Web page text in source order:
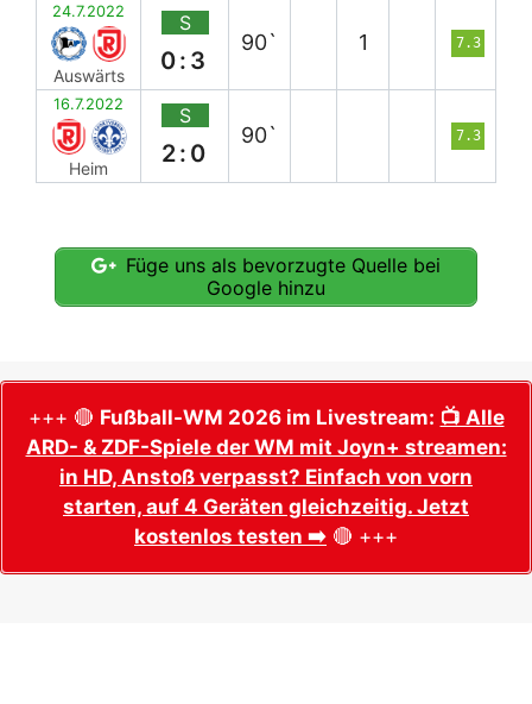
24.7.2022
Auswärts
S
0:3
90` 1 7.3
16.7.2022
Heim
S
2:0
90` 7.3
Füge uns als bevorzugte Quelle bei
Google hinzu
+++ 🔴 Fußball-WM 2026 im Livestream: 📺 Alle
ARD- & ZDF-Spiele der WM mit Joyn+ streamen:
in HD, Anstoß verpasst? Einfach von vorn
starten, auf 4 Geräten gleichzeitig. Jetzt
kostenlos testen ➡️ 🔴 +++